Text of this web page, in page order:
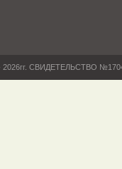
2026гг. СВИДЕТЕЛЬСТВО